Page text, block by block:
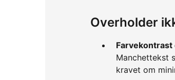
Overholder
Manchettekst
kravet om